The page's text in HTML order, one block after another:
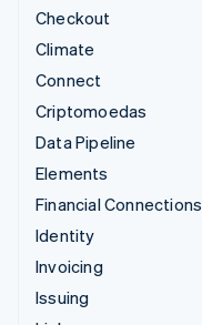
Checkout
Climate
Connect
Criptomoedas
Data Pipeline
Elements
Financial Connections
Identity
Invoicing
Issuing